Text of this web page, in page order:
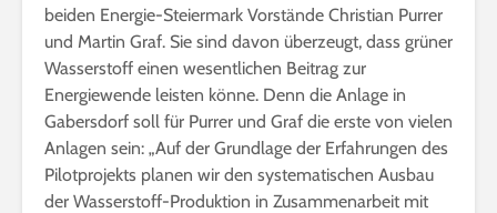
beiden Energie-Steiermark Vorstände Christian Purrer
und Martin Graf. Sie sind davon überzeugt, dass grüner
Wasserstoff einen wesentlichen Beitrag zur
Energiewende leisten könne. Denn die Anlage in
Gabersdorf soll für Purrer und Graf die erste von vielen
Anlagen sein: „Auf der Grundlage der Erfahrungen des
Pilotprojekts planen wir den systematischen Ausbau
der Wasserstoff-Produktion in Zusammenarbeit mit